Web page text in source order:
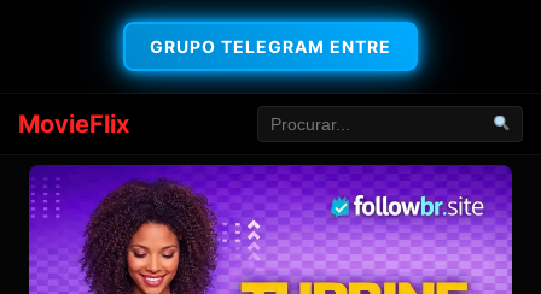
GRUPO TELEGRAM ENTRE
MovieFlix